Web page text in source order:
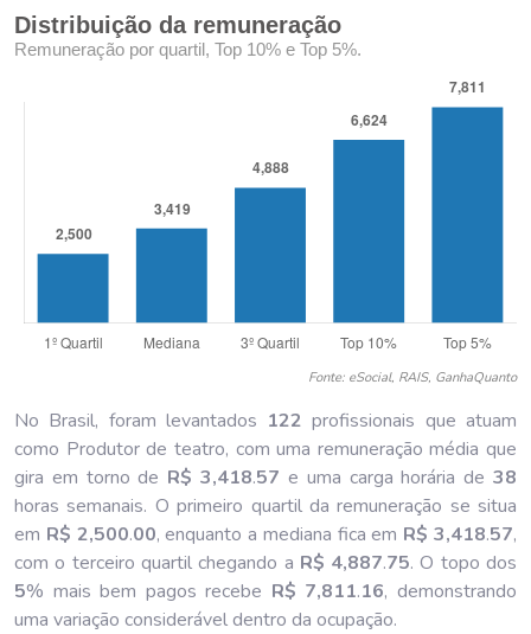
Distribuição da remuneração
Remuneração por quartil, Top 10% e Top 5%.
Fonte: eSocial, RAIS, GanhaQuanto
No Brasil, foram levantados 122 profissionais que atuam
como Produtor de teatro, com uma remuneração média que
gira em torno de R$ 3,418.57 e uma carga horária de38
horas semanais. O primeiro quartil da remuneração se situa
em R$ 2,500.00, enquanto a mediana fica em R$ 3,418.57,
com o terceiro quartil chegando a R$ 4,887.75. O topo dos
5% mais bem pagos recebe R$ 7,811.16, demonstrando
uma variação considerável dentro da ocupação.